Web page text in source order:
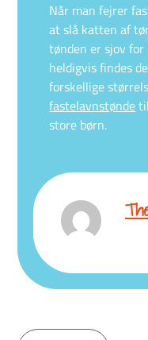
Når man fejrer
at slå katten af
tønden er sjov for
heldigvis findes
forskellige
fastelavnstønde
store børn.